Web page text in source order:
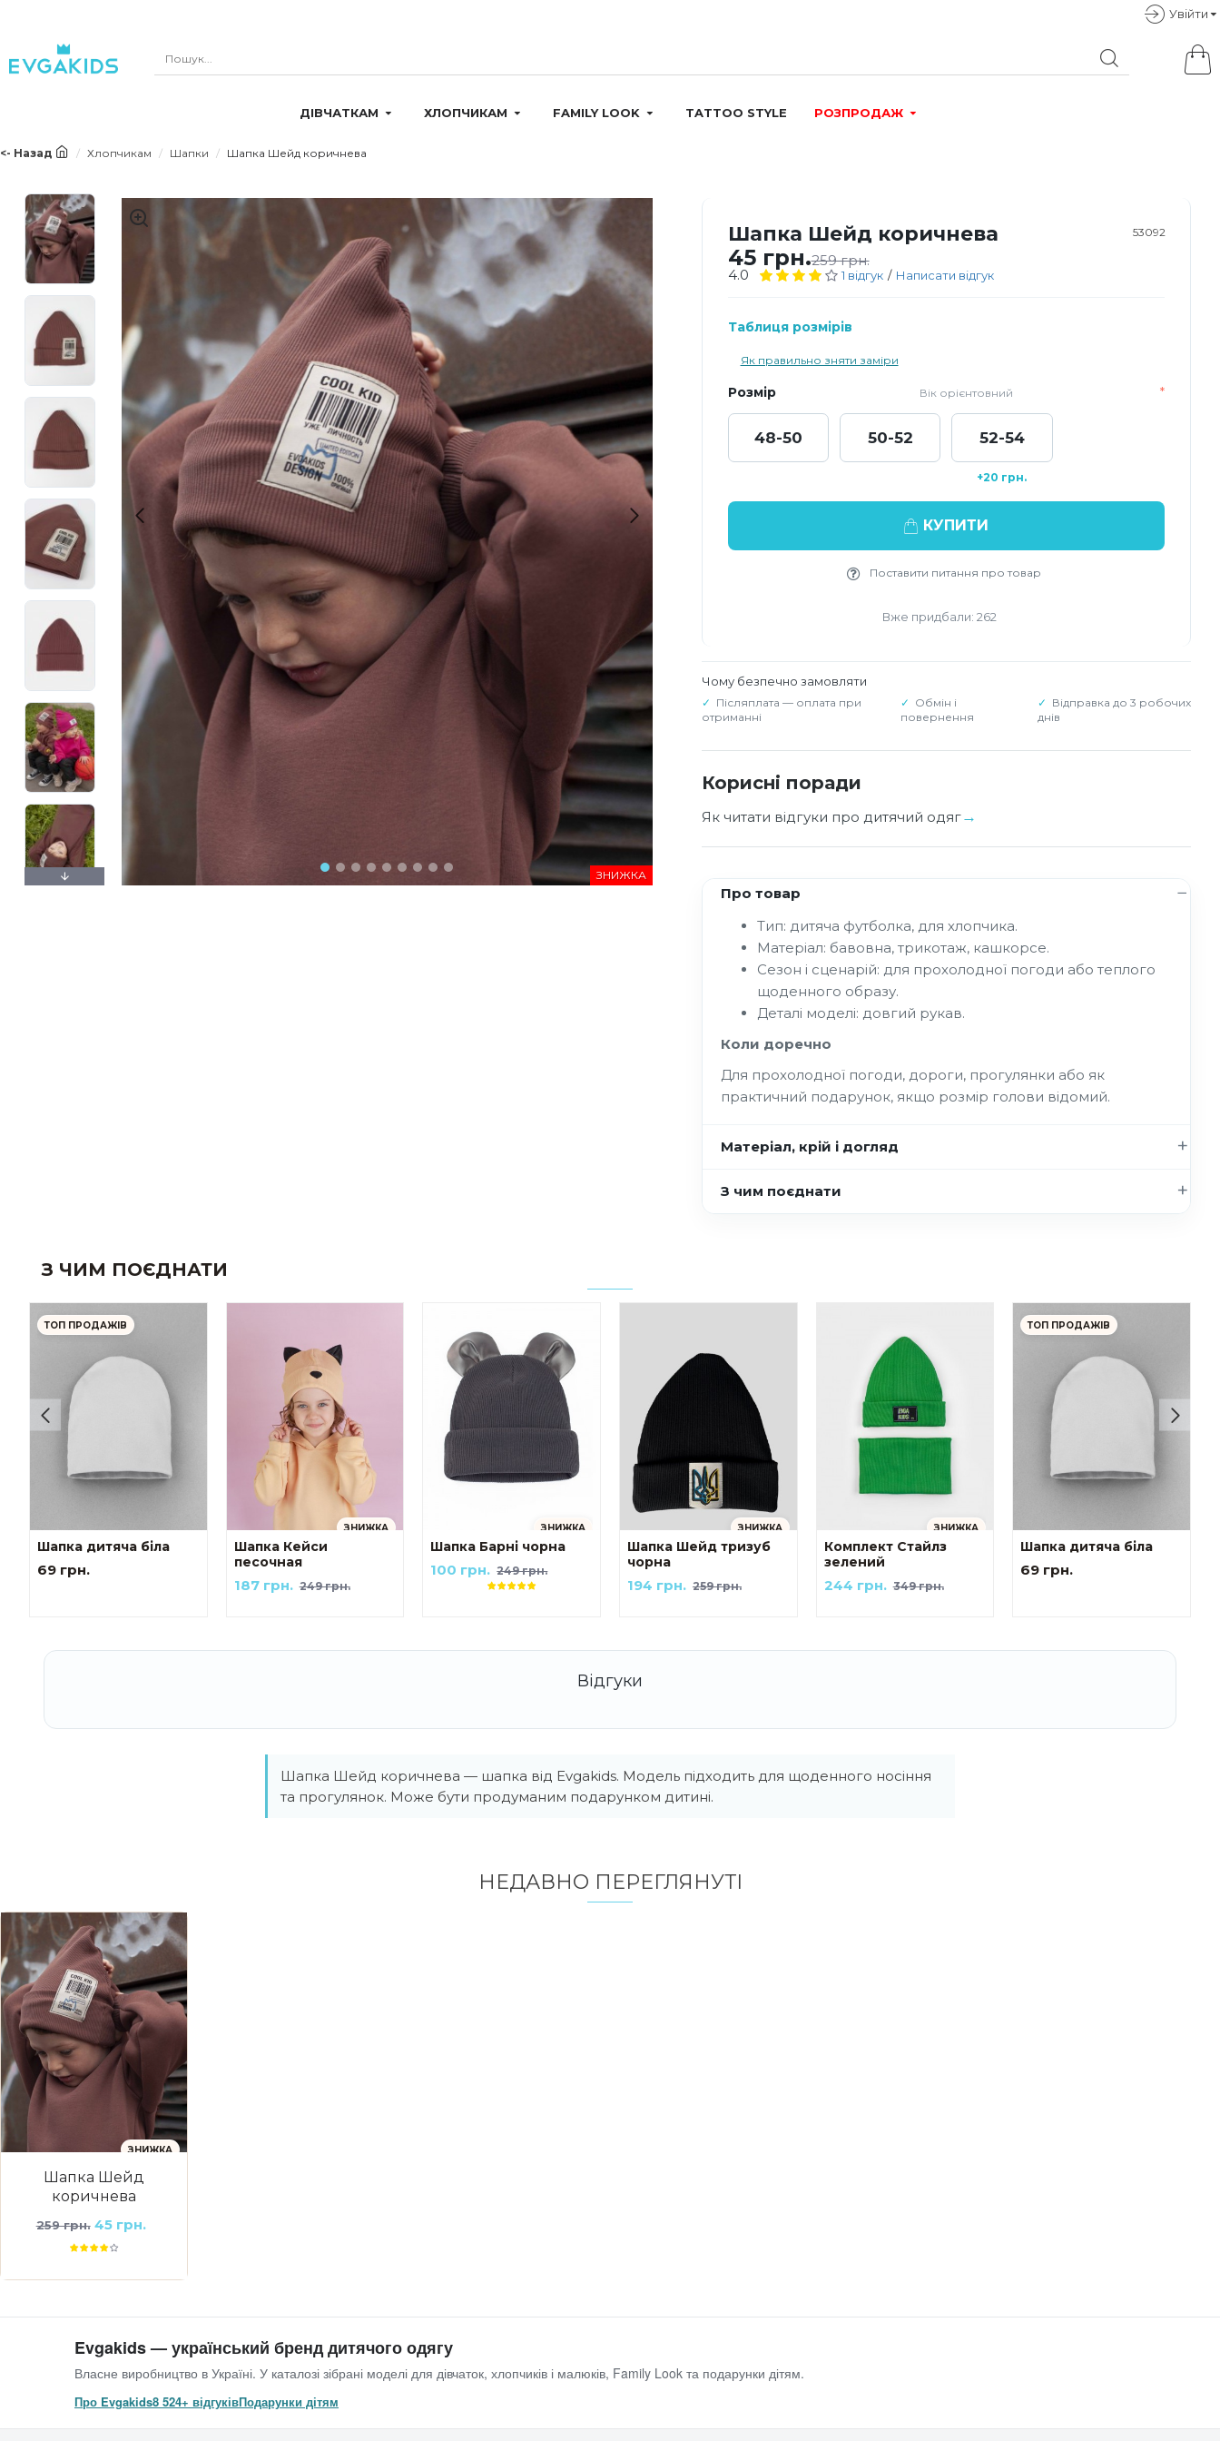
Увiйти
ДІВЧАТКАМ ХЛОПЧИКАМ FAMILY LOOK TATTOO STYLE РОЗПРОДАЖ
<- Назад Хлопчикам Шапки Шапка Шейд коричнева
ЗНИЖКА
Шапка Шейд коричнева 53092
4.0 1 відгук / Написати відгук
259 грн.
45 грн.
Таблиця розмірів
Як правильно зняти заміри
Розмір Вік орієнтовний
48-50 50-52 52-54
+20 грн.
КУПИТИ
Поставити питання про товар
Вже придбали: 262
Чому безпечно замовляти
Післяплата — оплата при
отриманні
Обмін і
повернення
Відправка до 3 робочих
днів
Корисні поради
Як читати відгуки про дитячий одяг
Про товар
Тип: дитяча футболка, для хлопчика.
Матеріал: бавовна, трикотаж, кашкорсе.
Сезон і сценарій: для прохолодної погоди або теплого
щоденного образу.
Деталі моделі: довгий рукав.
Коли доречно
Для прохолодної погоди, дороги, прогулянки або як
практичний подарунок, якщо розмір голови відомий.
Матеріал, крій і догляд
З чим поєднати
З ЧИМ ПОЄДНАТИ
ТОП ПРОДАЖІВ
Шапка дитяча біла
69 грн.
ЗНИЖКА
Шапка Кейси
песочная
249 грн.
187 грн.
ЗНИЖКА
Шапка Барні чорна
249 грн.
100 грн.
ЗНИЖКА
Шапка Шейд тризуб
чорна
259 грн.
194 грн.
ЗНИЖКА
Комплект Стайлз
зелений
349 грн.
244 грн.
ТОП ПРОДАЖІВ
Шапка дитяча біла
69 грн.
Шапка Шейд коричнева — шапка від Evgakids. Модель підходить для щоденного носіння
та прогулянок. Може бути продуманим подарунком дитині.
НЕДАВНО ПЕРЕГЛЯНУТI
ЗНИЖКА
Шапка Шейд
коричнева
259 грн. 45 грн.
Evgakids — український бренд дитячого одягу
Власне виробництво в Україні. У каталозі зібрані моделі для дівчаток, хлопчиків і малюків, Family Look та подарунки дітям.
Про Evgakids8 524+ відгуківПодарунки дітям